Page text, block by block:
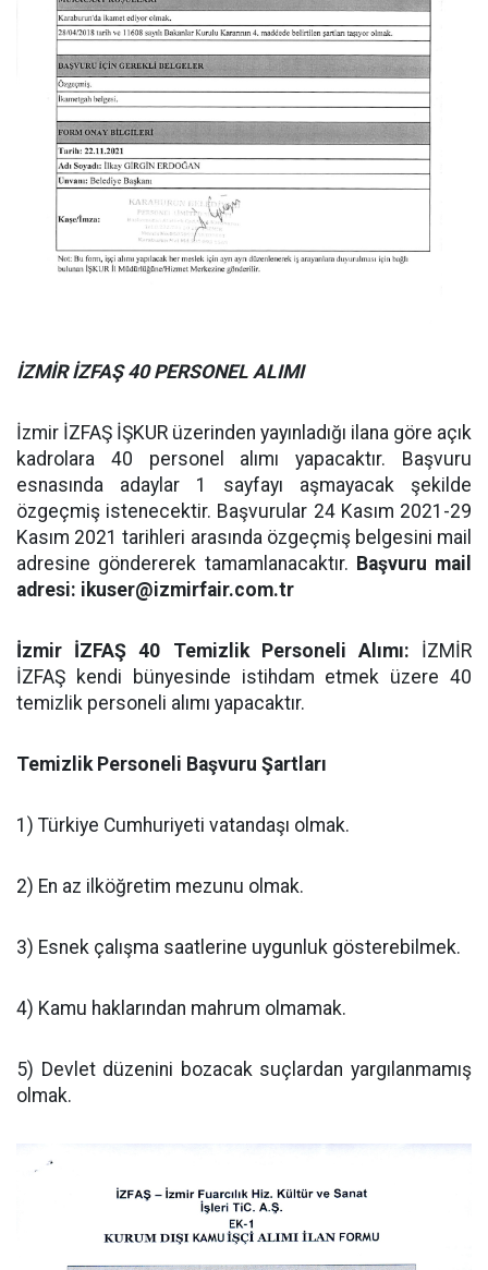
İZMİR İZFAŞ 40 PERSONEL ALIMI
İzmir İZFAŞ İŞKUR üzerinden yayınladığı ilana göre açık
kadrolara 40 personel alımı yapacaktır. Başvuru
esnasında adaylar 1 sayfayı aşmayacak şekilde
özgeçmiş istenecektir. Başvurular 24 Kasım 2021-29
Kasım 2021 tarihleri arasında özgeçmiş belgesini mail
adresine göndererek tamamlanacaktır. Başvuru mail
adresi: ikuser@izmirfair.com.tr
İzmir İZFAŞ 40 Temizlik Personeli Alımı: İZMİR
İZFAŞ kendi bünyesinde istihdam etmek üzere 40
temizlik personeli alımı yapacaktır.
Temizlik Personeli Başvuru Şartları
1) Türkiye Cumhuriyeti vatandaşı olmak.
2) En az ilköğretim mezunu olmak.
3) Esnek çalışma saatlerine uygunluk gösterebilmek.
4) Kamu haklarından mahrum olmamak.
5) Devlet düzenini bozacak suçlardan yargılanmamış
olmak.